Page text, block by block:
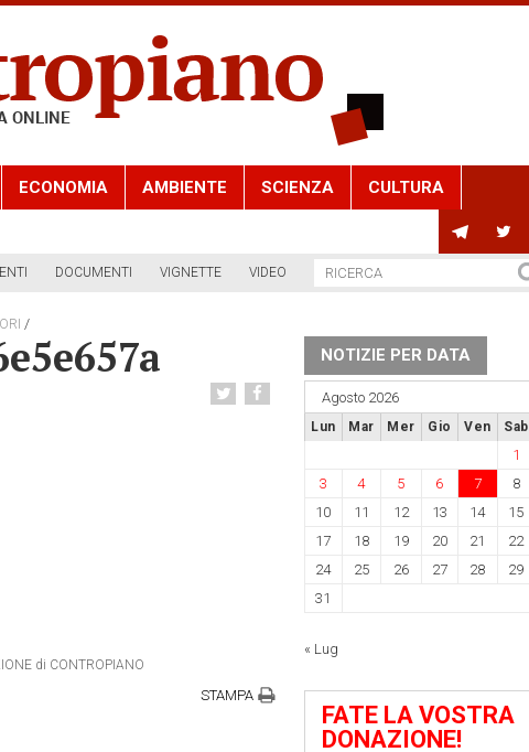
ECONOMIA AMBIENTE SCIENZA CULTURA
DOCUMENTI VIGNETTE VIDEO
/
di CONTROPIANO
STAMPA
NOTIZIE PER DATA
Agosto 2026
Lun Mar Mer Gio Ven Sab
1
3
4 5 6 7 8
10
11 12 13 14 15
17
18 19 20 21 22
24
25 26 27 28 29
31
« Lug
FATE LA VOSTRA
DONAZIONE!